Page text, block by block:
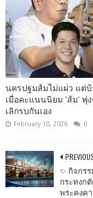
นครปฐมส้มไม่แผ่ว แต่
เมื่อคะแนนนิยม 'ส้ม' พุ่
เลิกรบกันเอง
February 10, 2026 0
✨ กิจกร
กระทงก
พระคงค